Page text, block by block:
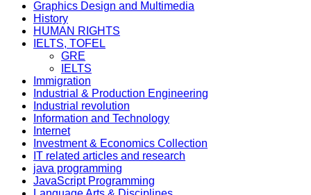
Graphics Design and Multimedia
History
HUMAN RIGHTS
IELTS, TOFEL
GRE
IELTS
Immigration
Industrial & Production Engineering
Industrial revolution
Information and Technology
Internet
Investment & Economics Collection
IT related articles and research
java programming
JavaScript Programming